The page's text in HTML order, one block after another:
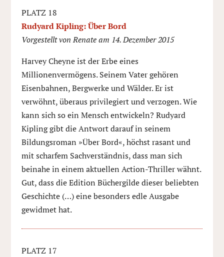
PLATZ 18
Rudyard Kipling: Über Bord
Vorgestellt von Renate am 14. Dezember 2015
Harvey Cheyne ist der Erbe eines
Millionenvermögens. Seinem Vater gehören
Eisenbahnen, Bergwerke und Wälder. Er ist
verwöhnt, überaus privilegiert und verzogen. Wie
kann sich so ein Mensch entwickeln? Rudyard
Kipling gibt die Antwort darauf in seinem
Bildungsroman »Über Bord«, höchst rasant und
mit scharfem Sachverständnis, dass man sich
beinahe in einem aktuellen Action-Thriller wähnt.
Gut, dass die Edition Büchergilde dieser beliebten
Geschichte (…) eine besonders edle Ausgabe
gewidmet hat.
PLATZ 17